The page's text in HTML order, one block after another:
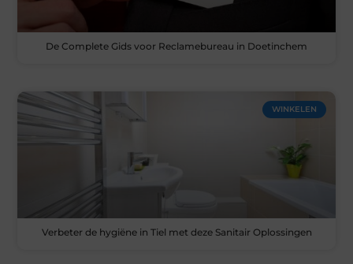
De Complete Gids voor Reclamebureau in Doetinchem
WINKELEN
Verbeter de hygiëne in Tiel met deze Sanitair Oplossingen